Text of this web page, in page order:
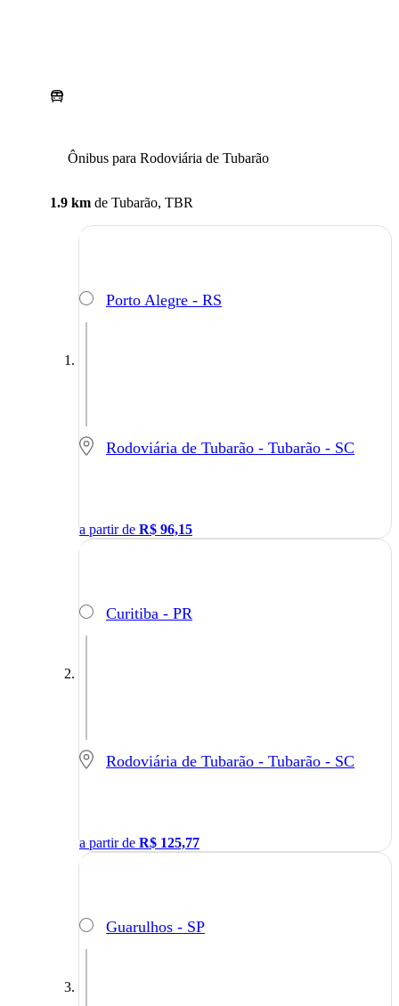
Ônibus para Rodoviária de Tubarão
1.9 km de Tubarão, TBR
Porto Alegre - RS
Rodoviária de Tubarão - Tubarão - SC
a partir de R$ 96,15
Curitiba - PR
Rodoviária de Tubarão - Tubarão - SC
a partir de R$ 125,77
Guarulhos - SP